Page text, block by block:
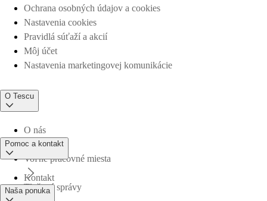
Ochrana osobných údajov a cookies
Nastavenia cookies
Pravidlá súťaží a akcií
Môj účet
Nastavenia marketingovej komunikácie
O Tescu
O nás
Voľné pracovné miesta
Tlačové správy
Pomoc a kontakt
Kontakt
Naša ponuka